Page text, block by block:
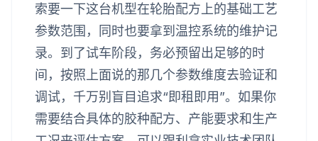
索要一下这台机型在轮胎配方上的基础工艺
参数范围，同时也要拿到温控系统的维护记
录。到了试车阶段，务必预留出足够的时
间，按照上面说的那几个参数维度去验证和
调试，千万别盲目追求“即租即用”。如果你
需要结合具体的胶种配方、产能要求和生产